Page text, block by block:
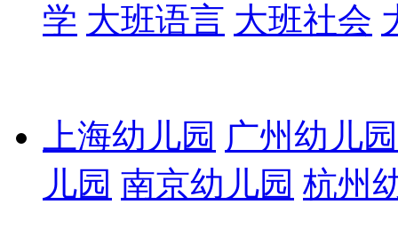
学 大班语言 大班社会
上海幼儿园 广州幼儿园
儿园 南京幼儿园 杭州